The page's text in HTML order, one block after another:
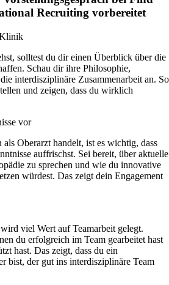
Recruiting vorbereitet
solltest du dir einen Überblick über die
Schau dir ihre Philosophie,
interdisziplinäre Zusammenarbeit an. So
und zeigen, dass du wirklich
vor
Oberarzt handelt, ist es wichtig, dass
auffrischst. Sei bereit, über aktuelle
zu sprechen und wie du innovative
würdest. Das zeigt dein Engagement
viel Wert auf Teamarbeit gelegt.
du erfolgreich im Team gearbeitet hast
hast. Das zeigt, dass du ein
bist, der gut ins interdisziplinäre Team